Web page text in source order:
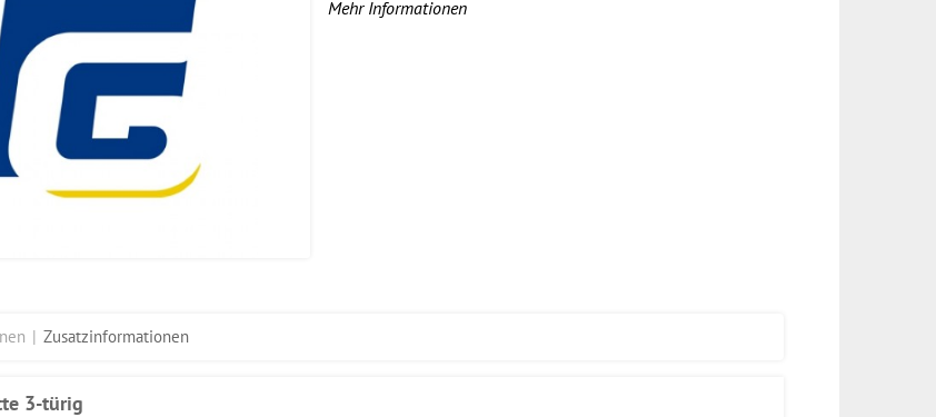
Mehr Informationen
Zusatzinformationen
3-türig